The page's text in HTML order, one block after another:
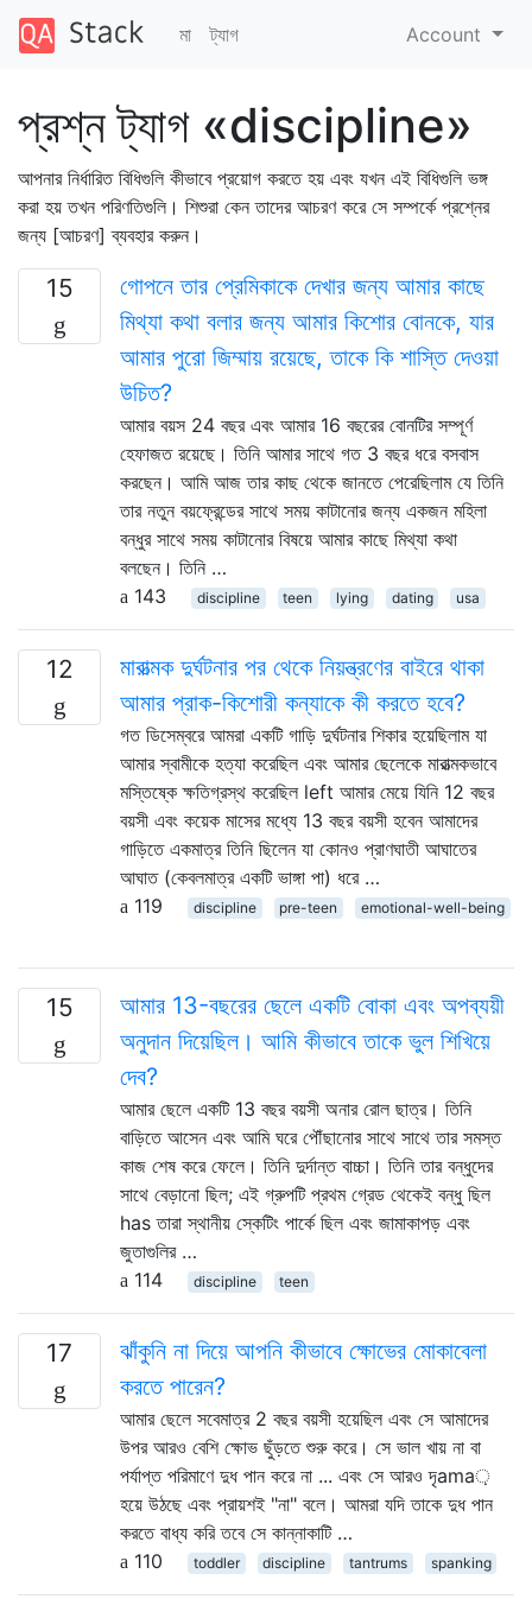
মা ট্যাগ Account
প্রশ্ন ট্যাগ «discipline»
আপনার নির্ধারিত বিধিগুলি কীভাবে প্রয়োগ করতে হয় এবং যখন এই বিধিগুলি ভঙ্গ
করা হয় তখন পরিণতিগুলি। শিশুরা কেন তাদের আচরণ করে সে সম্পর্কে প্রশ্নের
জন্য [আচরণ] ব্যবহার করুন।
15
গোপনে তার প্রেমিকাকে দেখার জন্য আমার কাছে
মিথ্যা কথা বলার জন্য আমার কিশোর বোনকে, যার
আমার পুরো জিম্মায় রয়েছে, তাকে কি শাস্তি দেওয়া
উচিত?
আমার বয়স 24 বছর এবং আমার 16 বছরের বোনটির সম্পূর্ণ
হেফাজত রয়েছে। তিনি আমার সাথে গত 3 বছর ধরে বসবাস
করছেন। আমি আজ তার কাছ থেকে জানতে পেরেছিলাম যে তিনি
তার নতুন বয়ফ্রেন্ডের সাথে সময় কাটানোর জন্য একজন মহিলা
বন্ধুর সাথে সময় কাটানোর বিষয়ে আমার কাছে মিথ্যা কথা
বলছেন। তিনি …
143
discipline teen lying dating usa
12
মারাত্মক দুর্ঘটনার পর থেকে নিয়ন্ত্রণের বাইরে থাকা
আমার প্রাক-কিশোরী কন্যাকে কী করতে হবে?
গত ডিসেম্বরে আমরা একটি গাড়ি দুর্ঘটনার শিকার হয়েছিলাম যা
আমার স্বামীকে হত্যা করেছিল এবং আমার ছেলেকে মারাত্মকভাবে
মস্তিষ্কে ক্ষতিগ্রস্থ করেছিল left আমার মেয়ে যিনি 12 বছর
বয়সী এবং কয়েক মাসের মধ্যে 13 বছর বয়সী হবেন আমাদের
গাড়িতে একমাত্র তিনি ছিলেন যা কোনও প্রাণঘাতী আঘাতের
আঘাত (কেবলমাত্র একটি ভাঙ্গা পা) ধরে …
119
discipline pre-teen emotional-well-being
15
আমার 13-বছরের ছেলে একটি বোকা এবং অপব্যয়ী
অনুদান দিয়েছিল। আমি কীভাবে তাকে ভুল শিখিয়ে
দেব?
আমার ছেলে একটি 13 বছর বয়সী অনার রোল ছাত্র। তিনি
বাড়িতে আসেন এবং আমি ঘরে পৌঁছানোর সাথে সাথে তার সমস্ত
কাজ শেষ করে ফেলে। তিনি দুর্দান্ত বাচ্চা। তিনি তার বন্ধুদের
সাথে বেড়ানো ছিল; এই গ্রুপটি প্রথম গ্রেড থেকেই বন্ধু ছিল
has তারা স্থানীয় স্কেটিং পার্কে ছিল এবং জামাকাপড় এবং
জুতাগুলির …
114
discipline teen
17
ঝাঁকুনি না দিয়ে আপনি কীভাবে ক্ষোভের মোকাবেলা
করতে পারেন?
আমার ছেলে সবেমাত্র 2 বছর বয়সী হয়েছিল এবং সে আমাদের
উপর আরও বেশি ক্ষোভ ছুঁড়তে শুরু করে। সে ভাল খায় না বা
পর্যাপ্ত পরিমাণে দুধ পান করে না ... এবং সে আরও দৃama়
হয়ে উঠছে এবং প্রায়শই "না" বলে। আমরা যদি তাকে দুধ পান
করতে বাধ্য করি তবে সে কান্নাকাটি …
110
toddler discipline tantrums spanking